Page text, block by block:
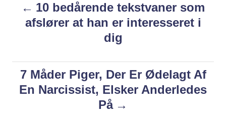
r
10 bedårende tekstvaner som
afslører at han er interesseret i
dig
7 Måder Piger, Der Er Ødelagt Af
En Narcissist, Elsker Anderledes
På